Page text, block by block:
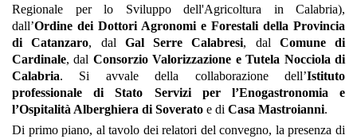
Regionale per lo Sviluppo dell'Agricoltura in Calabria),
dall’Ordine dei Dottori Agronomi e Forestali della Provincia
di Catanzaro, dal Gal Serre Calabresi, dal Comune di
Cardinale, dal Consorzio Valorizzazione e Tutela Nocciola di
Calabria. Si avvale della collaborazione dell’Istituto
professionale di Stato Servizi per l’Enogastronomia e
l’Ospitalità Alberghiera di Soverato e di Casa Mastroianni.
Di primo piano, al tavolo dei relatori del convegno, la presenza di